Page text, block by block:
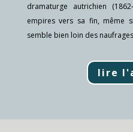
dramaturge autrichien
empires vers sa fin, même
semble bien loin des
lire